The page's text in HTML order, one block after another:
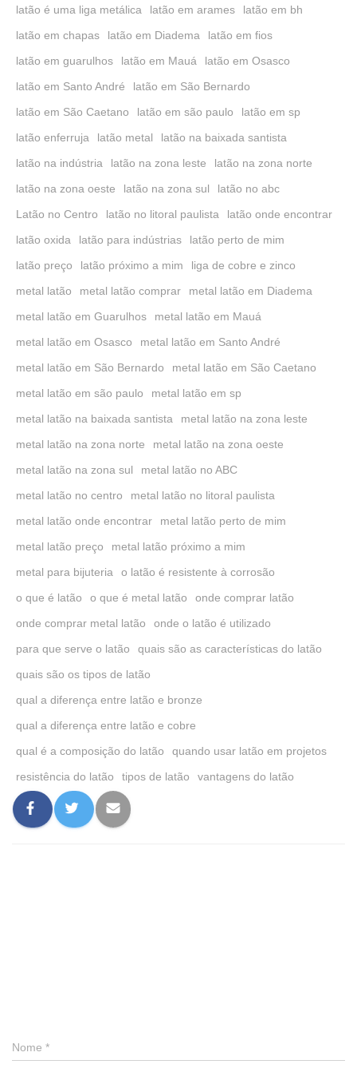
latão é uma liga metálica latão em arames
latão em bh
latão em chapas
latão em Diadema
latão em fios
latão em guarulhos
latão em Mauá
latão em Osasco
latão em Santo André
latão em São Bernardo
latão em São Caetano
latão em são paulo
latão em sp
latão enferruja
latão metal
latão na baixada santista
latão na indústria
latão na zona leste
latão na zona norte
latão na zona oeste
latão na zona sul
latão no abc
Latão no Centro
latão no litoral paulista
latão onde encontrar
latão oxida
latão para indústrias
latão perto de mim
latão preço
latão próximo a mim
liga de cobre e zinco
metal latão
metal latão comprar
metal latão em Diadema
metal latão em Guarulhos
metal latão em Mauá
metal latão em Osasco
metal latão em Santo André
metal latão em São Bernardo
metal latão em São Caetano
metal latão em são paulo
metal latão em sp
metal latão na baixada santista
metal latão na zona leste
metal latão na zona norte
metal latão na zona oeste
metal latão na zona sul
metal latão no ABC
metal latão no centro
metal latão no litoral paulista
metal latão onde encontrar
metal latão perto de mim
metal latão preço
metal latão próximo a mim
metal para bijuteria
o latão é resistente à corrosão
o que é latão
o que é metal latão
onde comprar latão
onde comprar metal latão
onde o latão é utilizado
para que serve o latão
quais são as características do latão
quais são os tipos de latão
qual a diferença entre latão e bronze
qual a diferença entre latão e cobre
qual é a composição do latão
quando usar latão em projetos
resistência do latão
tipos de latão vantagens do latão
Nome *